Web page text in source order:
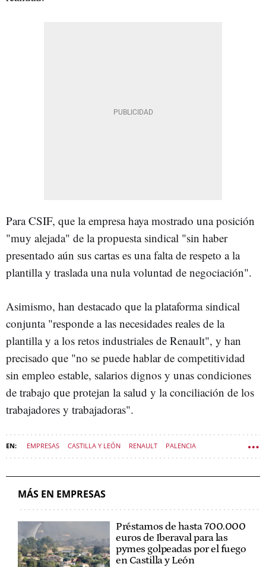
Para CSIF, que la empresa haya mostrado una posición
"muy alejada" de la propuesta sindical "sin haber
presentado aún sus cartas es una falta de respeto a la
plantilla y traslada una nula voluntad de negociación".
Asimismo, han destacado que la plataforma sindical
conjunta "responde a las necesidades reales de la
plantilla y a los retos industriales de Renault", y han
precisado que "no se puede hablar de competitividad
sin empleo estable, salarios dignos y unas condiciones
de trabajo que protejan la salud y la conciliación de los
trabajadores y trabajadoras".
EMPRESAS CASTILLA Y LEÓN RENAULT PALENCIA
MÁS EN EMPRESAS
Préstamos de hasta 700.000
euros de Iberaval para las
pymes golpeadas por el fuego
en Castilla y León